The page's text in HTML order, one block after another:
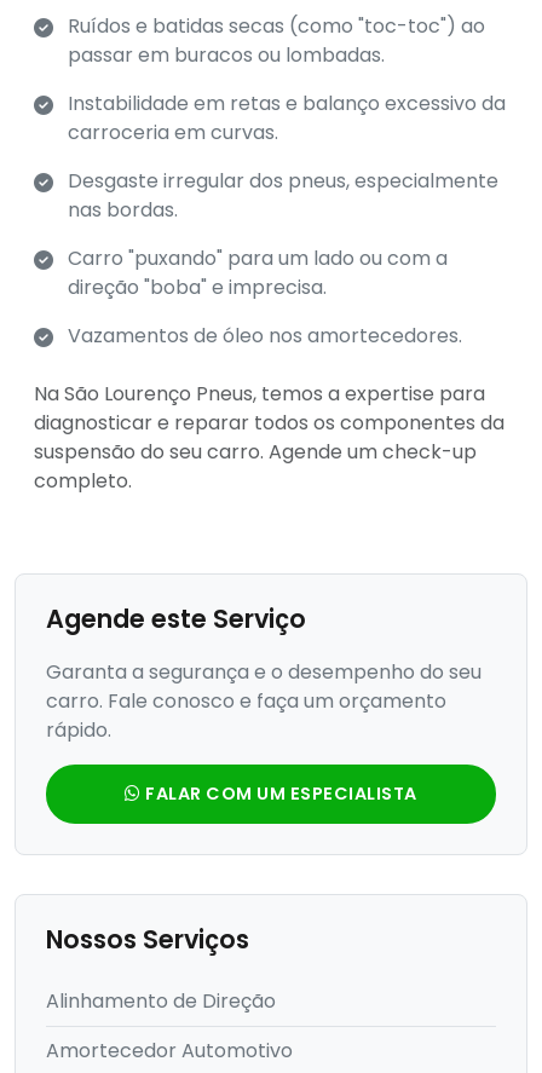
Ruídos e batidas secas (como "toc-toc") ao
passar em buracos ou lombadas.
Instabilidade em retas e balanço excessivo da
carroceria em curvas.
Desgaste irregular dos pneus, especialmente
nas bordas.
Carro "puxando" para um lado ou com a
direção "boba" e imprecisa.
Vazamentos de óleo nos amortecedores.
Na São Lourenço Pneus, temos a expertise para
diagnosticar e reparar todos os componentes da
suspensão do seu carro. Agende um check-up
completo.
Agende este Serviço
Garanta a segurança e o desempenho do seu
carro. Fale conosco e faça um orçamento
rápido.
FALAR COM UM ESPECIALISTA
Nossos Serviços
Alinhamento de Direção
Amortecedor Automotivo